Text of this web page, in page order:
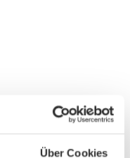
Über Cookies